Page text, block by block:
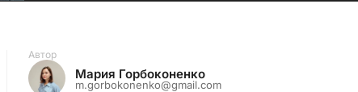
Автор
Мария Горбоконенко
m.gorbokonenko@gmail.com